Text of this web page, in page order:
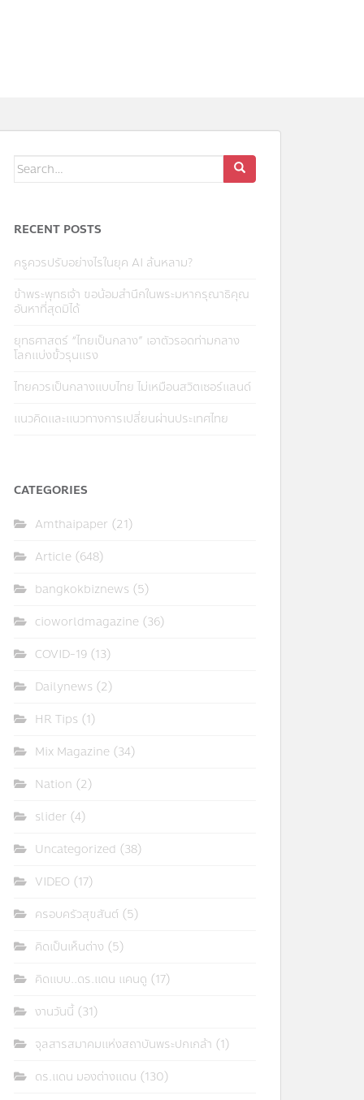
RECENT POSTS
ครูควรปรับอย่างไรในยุค AI ล้นหลาม?
ข้าพระพุทธเจ้า ขอน้อมสำนึกในพระมหากรุณาธิคุณ
อันหาที่สุดมิได้
ยุทธศาสตร์ “ไทยเป็นกลาง” เอาตัวรอดท่ามกลาง
โลกแบ่งขั้วรุนแรง
ไทยควรเป็นกลางแบบไทย ไม่เหมือนสวิตเซอร์แลนด์
แนวคิดและแนวทางการเปลี่ยนผ่านประเทศไทย
CATEGORIES
Amthaipaper (21)
Article (648)
bangkokbiznews (5)
cioworldmagazine (36)
COVID-19 (13)
Dailynews (2)
HR Tips (1)
Mix Magazine (34)
Nation (2)
slider (4)
Uncategorized (38)
VIDEO (17)
ครอบครัวสุขสันต์ (5)
คิดเป็นเห็นต่าง (5)
คิดแบบ..ดร.แดน แคนดู (17)
งานวันนี้ (31)
จุลสารสมาคมแห่งสถาบันพระปกเกล้า (1)
ดร.แดน มองต่างแดน (130)